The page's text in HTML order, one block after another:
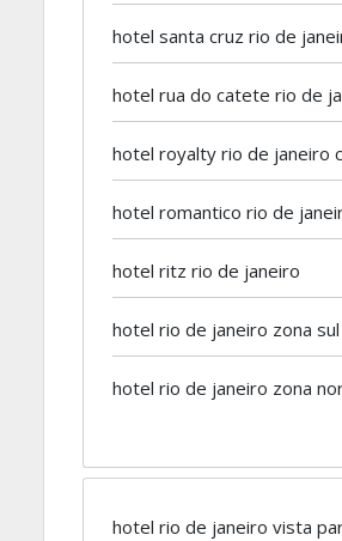
hotel santa cruz rio de
hotel rua do catete rio de
hotel royalty rio de janeiro
hotel romantico rio de
hotel ritz rio de janeiro
hotel rio de janeiro zona
hotel rio de janeiro zona
hotel rio de janeiro vista